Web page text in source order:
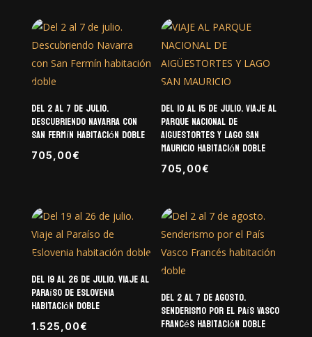
Del 2 al 7 de julio.
Descubriendo Navarra con
San Fermín habitación doble
705,00€
Del 10 al 15 de julio. Viaje al
Parque Nacional de
Aiguestortes y Lago San
Mauricio habitación doble
705,00€
Del 19 al 26 de julio. Viaje al
Paraíso de Eslovenia
habitación doble
1.525,00€
Del 2 al 7 de agosto.
Senderismo por el País Vasco
Francés habitación doble